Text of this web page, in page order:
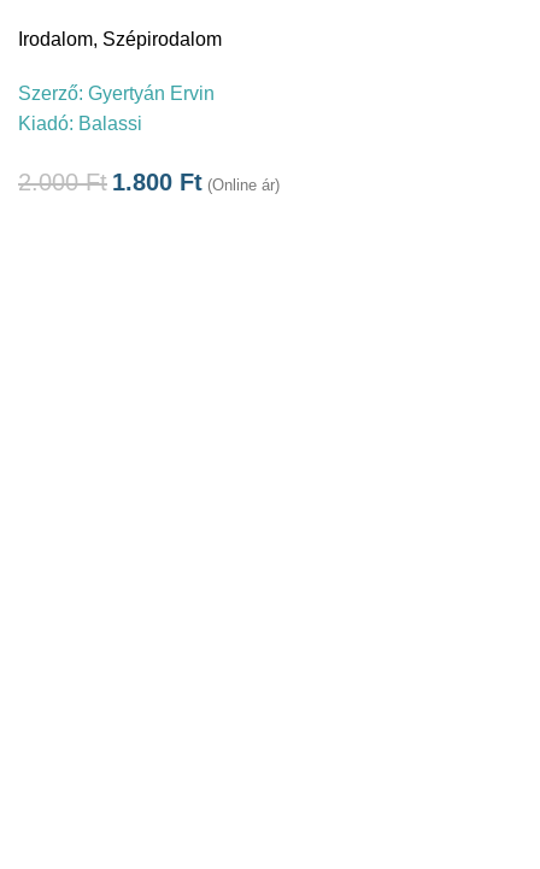
Irodalom, Szépirodalom
Szerző: Gyertyán Ervin
Kiadó: Balassi
2.000Ft 1.800 Ft (Online ár)